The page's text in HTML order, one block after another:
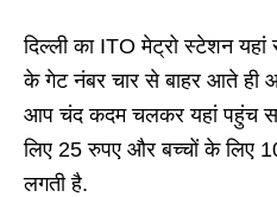
दिल्ली का ITO मेट्रो स्टेशन
के गेट नंबर चार से बाहर आते ही
आप चंद कदम चलकर यहां पहुंच
लिए 25 रुपए और बच्चों के लिए
लगती है.